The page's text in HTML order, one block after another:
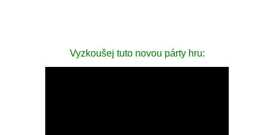
Vyzkoušej tuto novou párty hru: